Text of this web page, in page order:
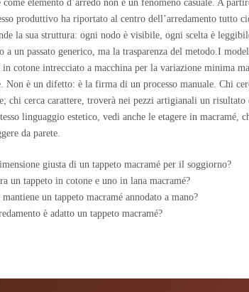
elemento d’arredo non è un fenomeno casuale. A
produttivo ha riportato al centro dell’arredamento tutto
la sua struttura: ogni nodo è visibile, ogni scelta è
un passato generico, ma la trasparenza del metodo.I
cotone intrecciato a macchina per la variazione minima
Non è un difetto: è la firma di un processo manuale. Chi
chi cerca carattere, troverà nei pezzi artigianali un
linguaggio estetico, vedi anche le etagere in macramé,
da parete.
giusta di un tappeto macramé per il soggiorno?
un tappeto in cotone e uno in lana macramé?
un tappeto macramé annodato a mano?
è adatto un tappeto macramé?